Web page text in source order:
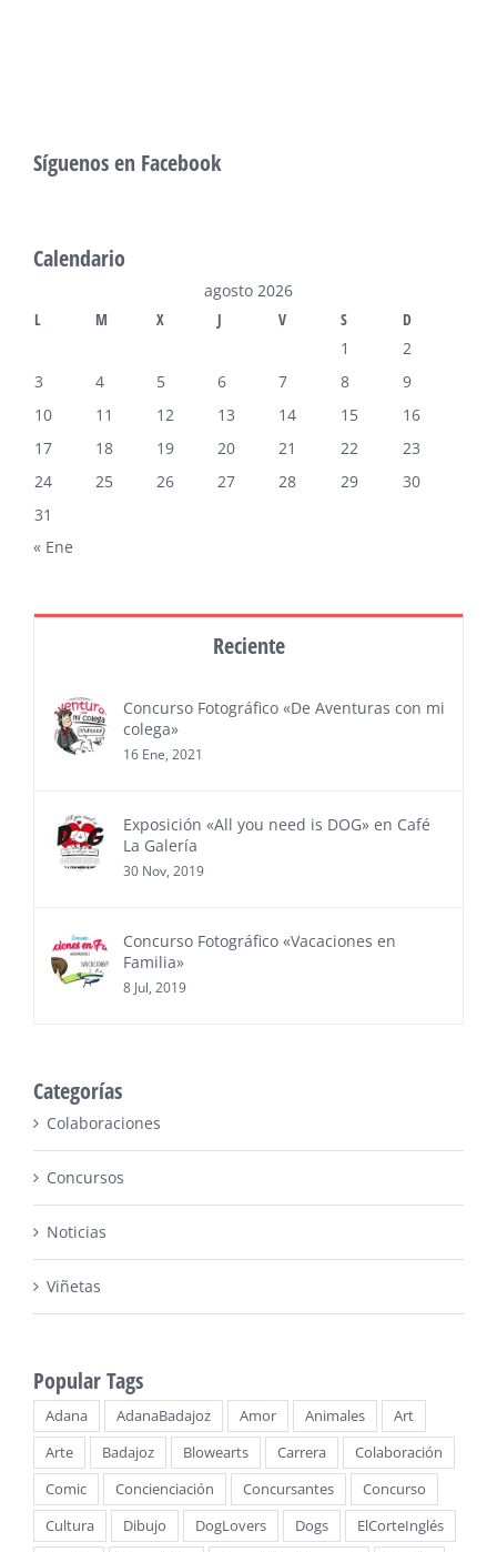
Síguenos en Facebook
Calendario
agosto 2026
L
M X J V S
D
1
2
3
4 5 6 7 8
9
10
11 12 13 14 15
16
17
18 19 20 21 22
23
24
25 26 27 28 29
30
31
« Ene
Reciente
Concurso Fotográfico «De Aventuras con mi
colega»
16 Ene, 2021
Exposición «All you need is DOG» en Café
La Galería
30 Nov, 2019
Concurso Fotográfico «Vacaciones en
Familia»
8 Jul, 2019
Categorías
Colaboraciones
Concursos
Noticias
Viñetas
Popular Tags
Adana AdanaBadajoz Amor Animales
Art
Arte
Badajoz Blowearts Carrera
Colaboración
Comic
Concienciación Concursantes
Concurso
Cultura
Dibujo DogLovers Dogs
ElCorteInglés